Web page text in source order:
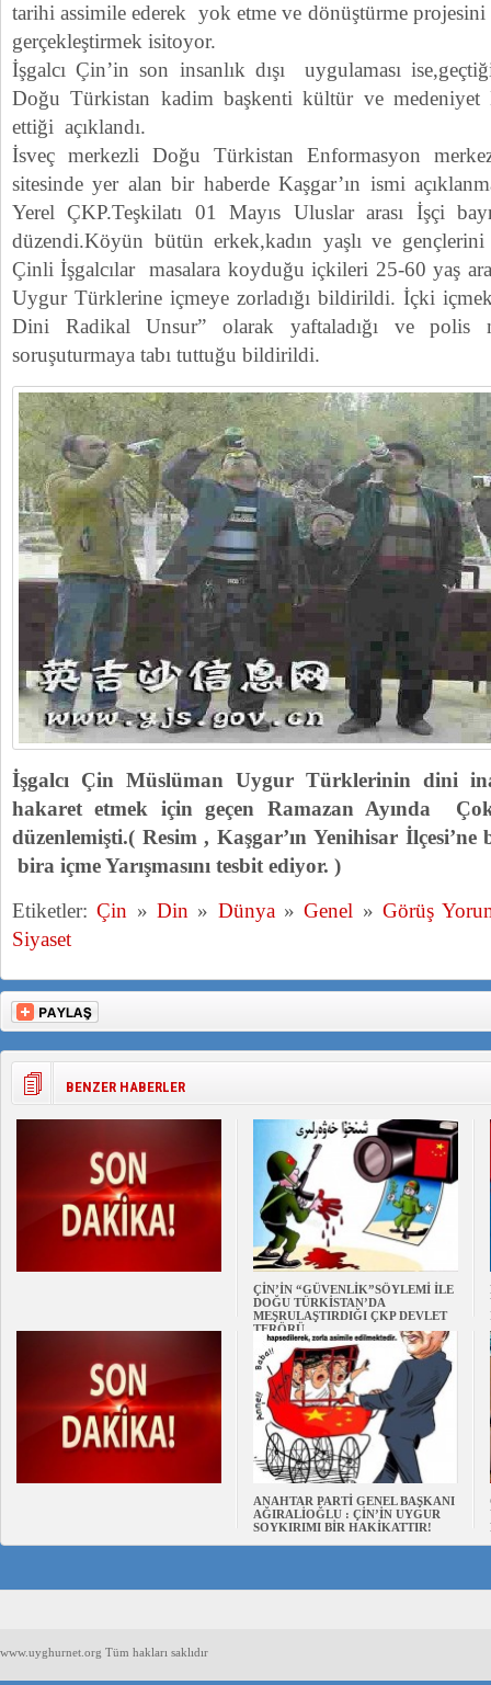
tarihi assimile ederek yok etme ve dönüştürme
gerçekleştirmek isitoyor.
İşgalcı Çin’in son insanlık dışı uygulaması
Doğu Türkistan kadim başkenti kültür ve medeniyet
ettiği açıklandı.
İsveç merkezli Doğu Türkistan Enformasyon
sitesinde yer alan bir haberde Kaşgar’ın ismi
Yerel ÇKP.Teşkilatı 01 Mayıs Uluslar arası İşçi
düzendi.Köyün bütün erkek,kadın yaşlı ve
Çinli İşgalcılar masalara koyduğu içkileri 25-60 yaş
Uygur Türklerine içmeye zorladığı bildirildi. İçki içmek
Dini Radikal Unsur” olarak yaftaladığı ve polis
soruşuturmaya tabı tuttuğu bildirildi.
İşgalcı Çin Müslüman Uygur Türklerinin dini
hakaret etmek için geçen Ramazan Ayında
düzenlemişti.( Resim , Kaşgar’ın Yenihisar
bira içme Yarışmasını tesbit ediyor. )
Etiketler:Çin »Din » Dünya»Genel »Görüş
Siyaset
BENZER HABERLER
ÇİN’İN “GÜVENLİK”SÖYLEMİ İLE
DOĞU TÜRKİSTAN’DA
MEŞRULAŞTIRDIĞI ÇKP DEVLET
TERÖRÜ
ANAHTAR PARTİ GENEL BAŞKANI
AĞIRALİOĞLU : ÇİN’İN UYGUR
SOYKIRIMI BİR HAKİKATTIR!
www.uyghurnet.org Tüm hakları saklıdır